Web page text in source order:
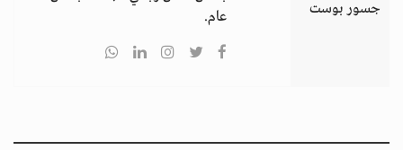
جسور بوست
عام.